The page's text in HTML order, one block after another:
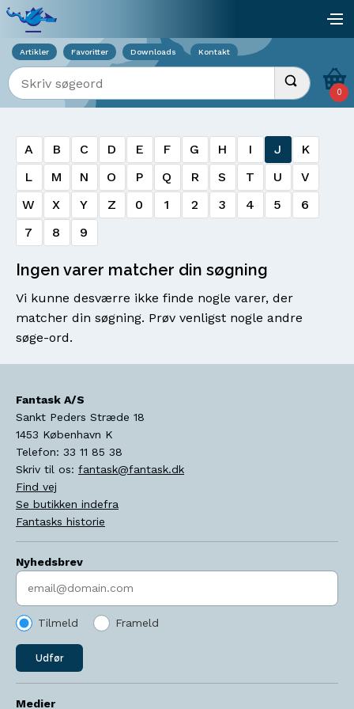
Artikler Favoritter Downloads Kontakt
Indtast søgeord Udfør søgning
0
A B C D E F G H I J
K
L
M N O P Q R S T U
V
W
X Y Z 0 1 2 3 4 5
6
7
8 9
Ingen varer matcher din søgning
Vi kunne desværre ikke finde nogle varer, der
matcher din søgning. Prøv venligst nogle andre
søge-ord.
Fantask A/S
Sankt Peders Stræde 18
1453 København K
Telefon: 33 11 85 38
Skriv til os: fantask@fantask.dk
Find vej
Se butikken indefra
Fantasks historie
Nyhedsbrev
Indtast søgeord
Tilmeld Frameld
Udfør
Medier
Viser overlay for indkøbskurv